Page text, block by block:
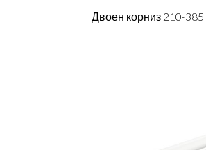
Двоен корниз 210-385